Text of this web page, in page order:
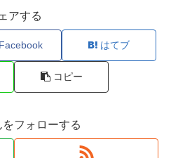
アする
Facebook はてブ
コピー
フォローする